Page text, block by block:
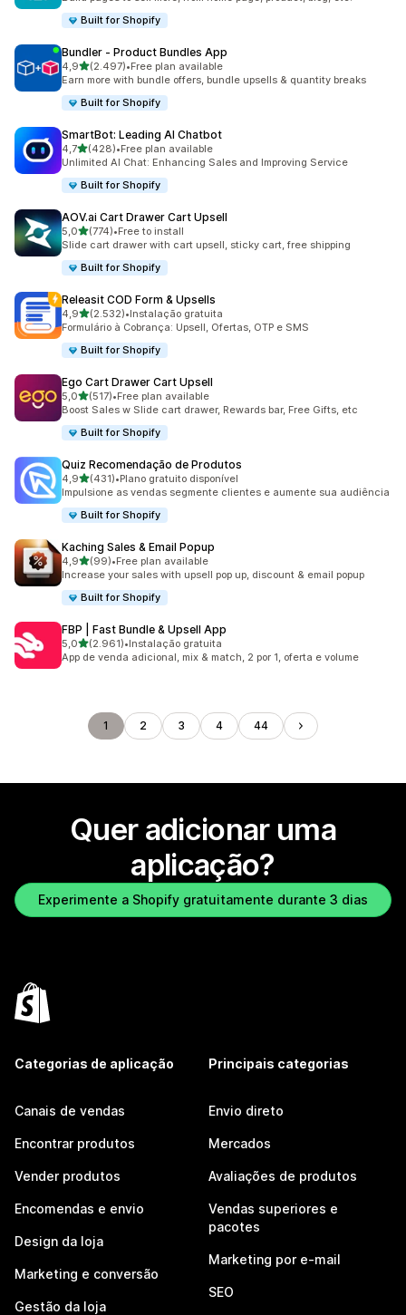
Built for Shopify
Bundler ‑ Product Bundles App
4,9de 5 estrelas
(2.497)
2497 total de avaliações
•Free plan available
Earn more with bundle offers, bundle upsells & quantity breaks
Built for Shopify
SmartBot: Leading AI Chatbot
4,7de 5 estrelas
(428)
428 total de avaliações
•Free plan available
Unlimited AI Chat: Enhancing Sales and Improving Service
Built for Shopify
AOV.ai Cart Drawer Cart Upsell
5,0de 5 estrelas
(774)
774 total de avaliações
•Free to install
Slide cart drawer with cart upsell, sticky cart, free shipping
Built for Shopify
Releasit COD Form & Upsells
4,9de 5 estrelas
(2.532)
2532 total de avaliações
•Instalação gratuita
Formulário à Cobrança: Upsell, Ofertas, OTP e SMS
Built for Shopify
Ego Cart Drawer Cart Upsell
5,0de 5 estrelas
(517)
517 total de avaliações
•Free plan available
Boost Sales w Slide cart drawer, Rewards bar, Free Gifts, etc
Built for Shopify
Quiz Recomendação de Produtos
4,9de 5 estrelas
(431)
431 total de avaliações
•Plano gratuito disponível
Impulsione as vendas segmente clientes e aumente sua audiência
Built for Shopify
Kaching Sales & Email Popup
4,9de 5 estrelas
(99)
99 total de avaliações
•Free plan available
Increase your sales with upsell pop up, discount & email popup
Built for Shopify
FBP | Fast Bundle & Upsell App
5,0de 5 estrelas
(2.961)
2961 total de avaliações
•Instalação gratuita
App de venda adicional, mix & match, 2 por 1, oferta e volume
1 2 3 4 44
Quer adicionar uma
aplicação?
Experimente a Shopify gratuitamente durante 3 dias
Categorias de aplicação
Canais de vendas
Encontrar produtos
Vender produtos
Encomendas e envio
Design da loja
Marketing e conversão
Gestão da loja
Principais categorias
Envio direto
Mercados
Avaliações de produtos
Vendas superiores e
pacotes
Marketing por e-mail
SEO